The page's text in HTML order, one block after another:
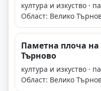
култура и изкуство ·
Област: Велико
Паметна плоча
Търново
култура и изкуство ·
Област: Велико